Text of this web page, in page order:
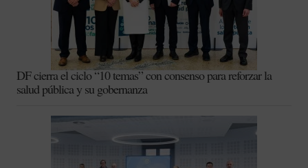
DF cierra el ciclo “10 temas” con consenso para reforzar la
salud pública y su gobernanza